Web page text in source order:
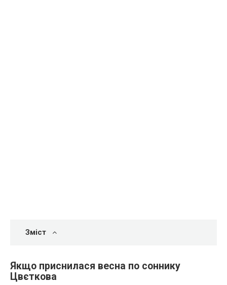
Зміст
Якщо приснилася весна по соннику
Цвєткова